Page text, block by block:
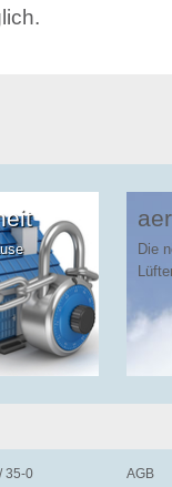
Die
35-0
AGB